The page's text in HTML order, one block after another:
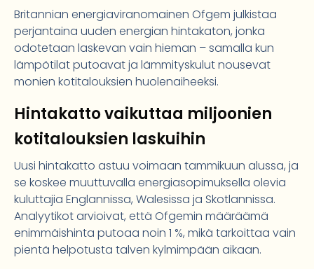
Britannian energiaviranomainen Ofgem julkistaa
perjantaina uuden energian hintakaton, jonka
odotetaan laskevan vain hieman – samalla kun
lämpötilat putoavat ja lämmityskulut nousevat
monien kotitalouksien huolenaiheeksi.
Hintakatto vaikuttaa miljoonien
kotitalouksien laskuihin
Uusi hintakatto astuu voimaan tammikuun alussa, ja
se koskee muuttuvalla energiasopimuksella olevia
kuluttajia Englannissa, Walesissa ja Skotlannissa.
Analyytikot arvioivat, että Ofgemin määräämä
enimmäishinta putoaa noin 1 %, mikä tarkoittaa vain
pientä helpotusta talven kylmimpään aikaan.